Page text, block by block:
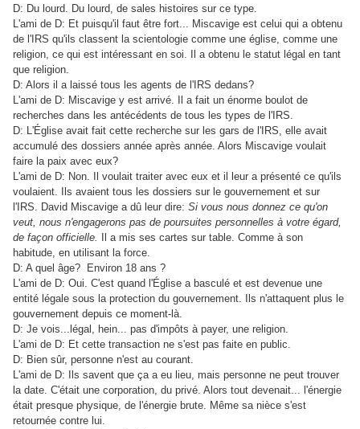
D: Du lourd. Du lourd, de sales histoires sur ce type.
L'ami de D: Et puisqu'il faut être fort... Miscavige est celui qui a obtenu
de l'IRS qu'ils classent la scientologie comme une église, comme une
religion, ce qui est intéressant en soi. Il a obtenu le statut légal en tant
que religion.
D: Alors il a laissé tous les agents de l'IRS dedans?
L'ami de D: Miscavige y est arrivé. Il a fait un énorme boulot de
recherches dans les antécédents de tous les types de l'IRS.
D: L'Église avait fait cette recherche sur les gars de l'IRS, elle avait
accumulé des dossiers année après année. Alors Miscavige voulait
faire la paix avec eux?
L'ami de D: Non. Il voulait traiter avec eux et il leur a présenté ce qu'ils
voulaient. Ils avaient tous les dossiers sur le gouvernement et sur
l'IRS. David Miscavige a dû leur dire: Si vous nous donnez ce qu'on
veut, nous n'engagerons pas de poursuites personnelles à votre égard,
de façon officielle.
Il a mis ses cartes sur table. Comme à son
habitude, en utilisant la force.
D: A quel âge? Environ 18 ans ?
L'ami de D: Oui. C'est quand l'Église a basculé et est devenue une
entité légale sous la protection du gouvernement. Ils n'attaquent plus le
gouvernement depuis ce moment-là.
D: Je vois...légal, hein... pas d'impôts à payer, une religion.
L'ami de D: Et cette transaction ne s'est pas faite en public.
D: Bien sûr, personne n'est au courant.
L'ami de D: Ils savent que ça a eu lieu, mais personne ne peut trouver
la date. C'était une corporation, du privé. Alors tout devenait... l'énergie
était presque physique, de l'énergie brute. Même sa nièce s'est
retournée contre lui.